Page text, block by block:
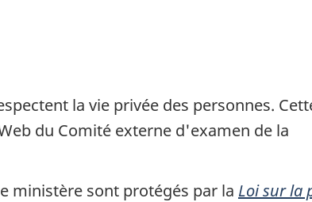
la vie privée des personnes.
du Comité externe d'examen de la
ministère sont protégés par la Loi sur la